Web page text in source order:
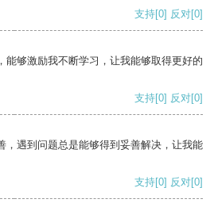
支持[0] 反对[0]
能够激励我不断学习，让我能够取得更好的
支持[0] 反对[0]
，遇到问题总是能够得到妥善解决，让我能
支持[0] 反对[0]